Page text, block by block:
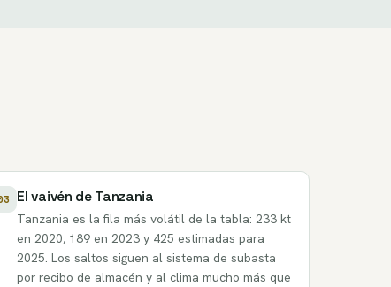
El vaivén de Tanzania
Tanzania es la fila más volátil de la tabla: 233 kt
en 2020, 189 en 2023 y 425 estimadas para
2025. Los saltos siguen al sistema de subasta
por recibo de almacén y al clima mucho más que